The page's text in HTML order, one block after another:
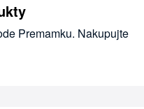
Premamku. Nakupujte